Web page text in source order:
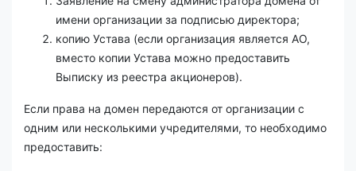
имени организации за подписью директора;
копию Устава (если организация является АО,
вместо копии Устава можно предоставить
Выписку из реестра акционеров).
Если права на домен передаются от организации с
одним или несколькими учредителями, то необходимо
предоставить: